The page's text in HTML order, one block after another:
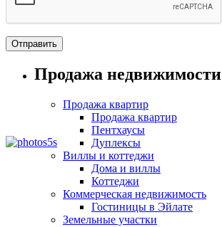
Продажа недвижимости
Продажа квартир
Продажа квартир
Пентхаусы
Дуплексы
Виллы и коттеджи
Дома и виллы
Коттеджи
Коммерческая недвижимость
Гостиницы в Эйлате
Земельные участки